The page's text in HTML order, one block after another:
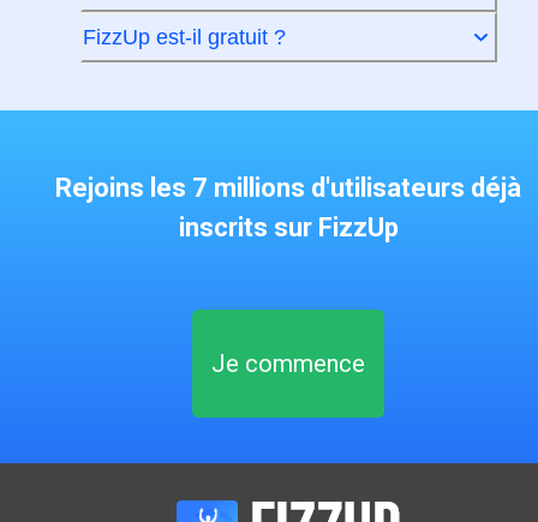
FizzUp est-il gratuit ?
Rejoins les 7 millions d'utilisateurs déjà
inscrits sur FizzUp
Je commence